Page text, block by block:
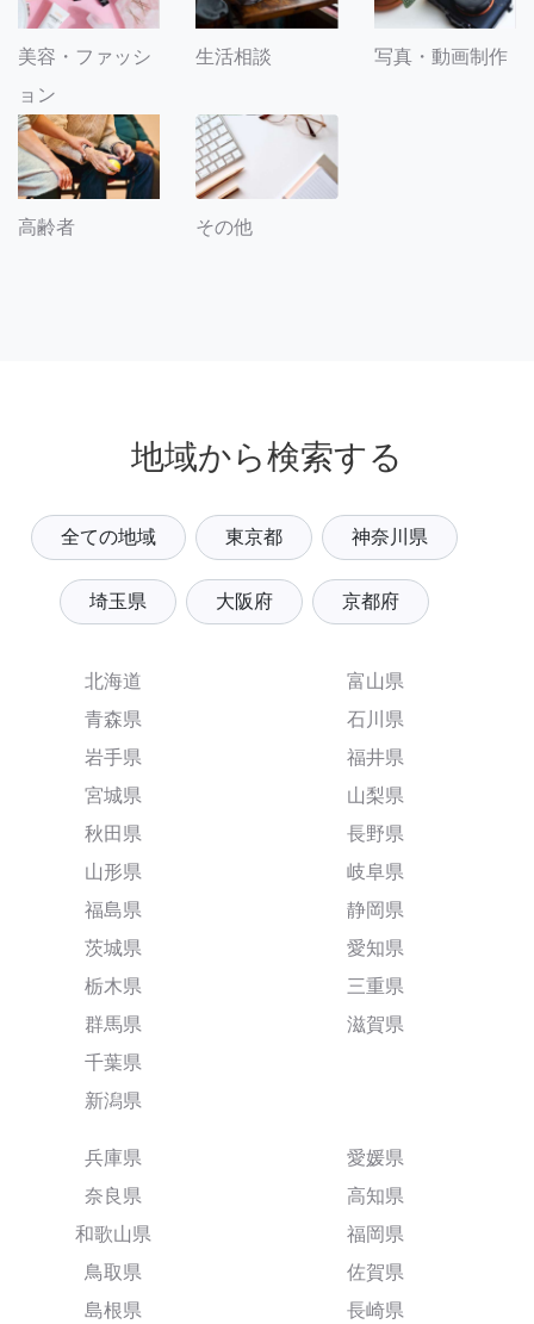
美容・ファッシ
ョン
生活相談 写真・動画制作
高齢者 その他
地域から検索する
全ての地域 東京都 神奈川県
埼玉県 大阪府 京都府
北海道
青森県
岩手県
宮城県
秋田県
山形県
福島県
茨城県
栃木県
群馬県
千葉県
新潟県
富山県
石川県
福井県
山梨県
長野県
岐阜県
静岡県
愛知県
三重県
滋賀県
兵庫県
奈良県
和歌山県
鳥取県
島根県
愛媛県
高知県
福岡県
佐賀県
長崎県